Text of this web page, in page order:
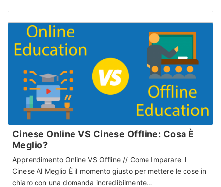
Cinese Online VS Cinese Offline: Cosa È
Meglio?
Apprendimento Online VS Offline // Come Imparare Il
Cinese Al Meglio È il momento giusto per mettere le cose in
chiaro con una domanda incredibilmente…